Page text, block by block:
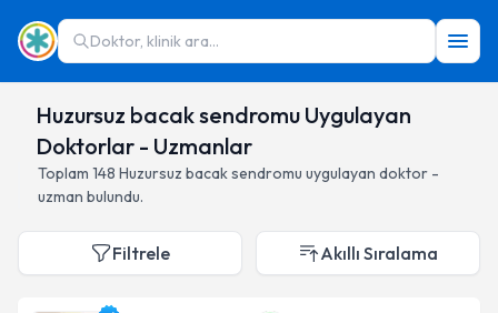
Doktor, klinik ara...
Huzursuz bacak sendromu Uygulayan
Doktorlar - Uzmanlar
Toplam 148 Huzursuz bacak sendromu uygulayan doktor -
uzman bulundu.
Filtrele Akıllı Sıralama